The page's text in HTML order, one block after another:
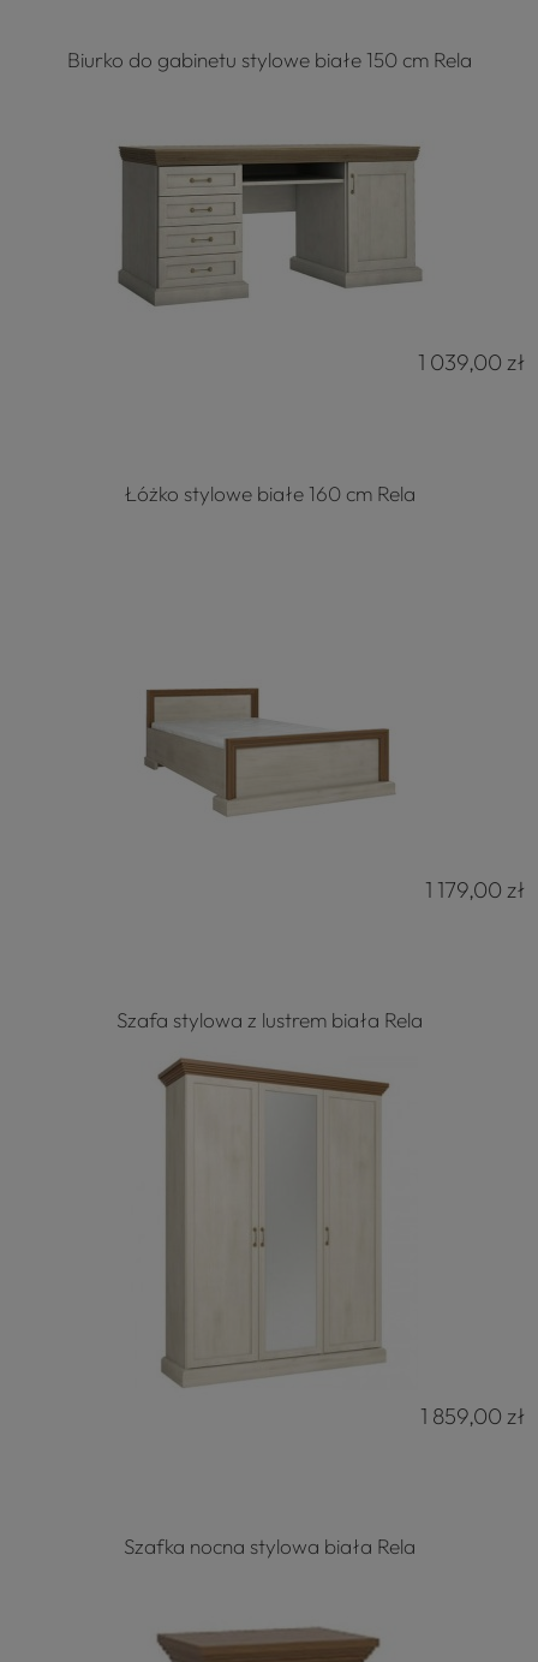
Biurko do gabinetu stylowe białe 150 cm Rela
1 039,00 zł
Łóżko stylowe białe 160 cm Rela
1 179,00 zł
Szafa stylowa z lustrem biała Rela
1 859,00 zł
Szafka nocna stylowa biała Rela
Na podstawie z całego okresu